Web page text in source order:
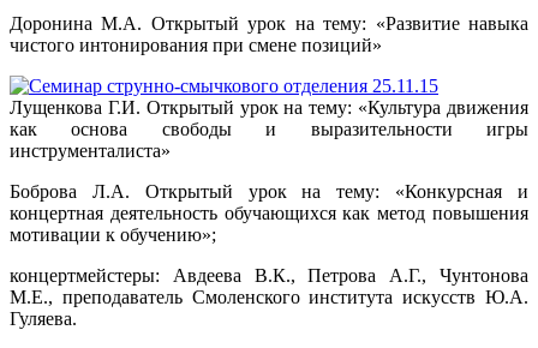
Доронина М.А. Открытый урок на тему: «Развитие навыка
чистого интонирования при смене позиций»
Лущенкова Г.И. Открытый урок на тему: «Культура движения
как основа свободы и выразительности игры
инструменталиста»
Боброва Л.А. Открытый урок на тему: «Конкурсная и
концертная деятельность обучающихся как метод повышения
мотивации к обучению»;
концертмейстеры: Авдеева В.К., Петрова А.Г., Чунтонова
М.Е., преподаватель Смоленского института искусств Ю.А.
Гуляева.